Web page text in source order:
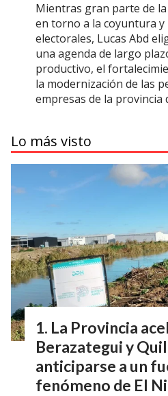
Mientras gran parte de
en torno a la coyuntura y
electorales, Lucas Abd
una agenda de largo
productivo, el
la modernización de las
empresas de la provincia
Lo más visto
La Provincia
Berazategui y
anticiparse a un
fenómeno de El